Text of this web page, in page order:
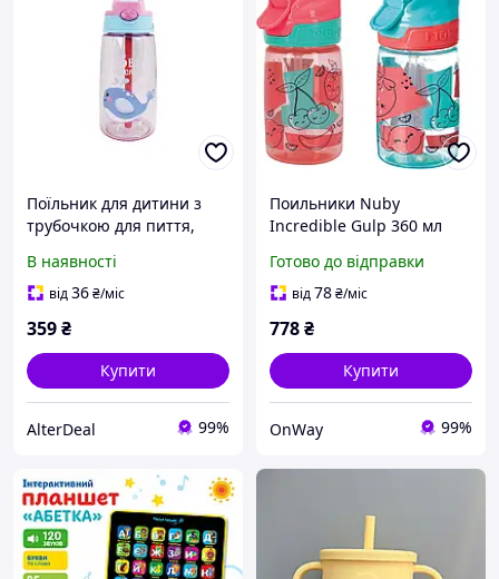
Поїльник для дитини з
трубочкою для пиття,
мл AlterDeal -thrilling-
unlimited-choice-
В наявності
від36₴/міс
359₴
Купити
AlterDeal 99%
Поильники Nuby
Incredible Gulp 360 мл
шт рожеві та зелені з
м'яким носиком
Готово до відправки
від78₴/міс
778₴
Купити
OnWay 99%